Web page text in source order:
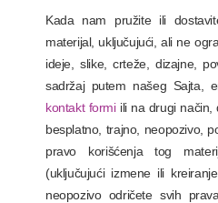
Kada nam pružite ili
materijal, uključujući, ali ne
ideje, slike, crteže, dizajne,
sadržaj putem našeg Sajta,
kontakt formiili na drugi način,
besplatno, trajno, neopozivo,
pravo korišćenja tog
(uključujući izmene ili
neopozivo odričete svih